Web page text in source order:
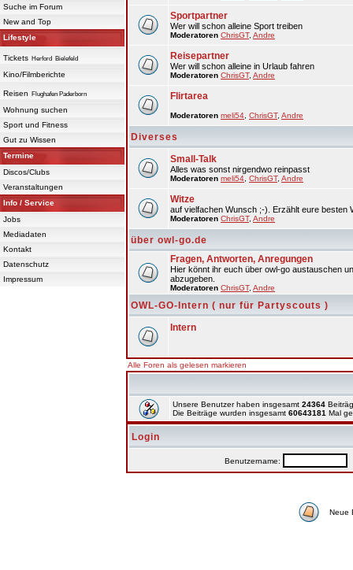
Suche im Forum
New and Top
Lifestyle
Tickets Herford Bielefeld
Kino/Filmberichte
Reisen Flughafen Paderborn
Wohnung suchen
Sport und Fitness
Gut zu Wissen
Termine
Discos/Clubs
Veranstaltungen
Info / Service
Jobs
Mediadaten
Kontakt
Datenschutz
Impressum
Sportpartner
Wer will schon alleine Sport treiben
Moderatoren ChrisGT, Andre
Reisepartner
Wer will schon alleine in Urlaub fahren
Moderatoren ChrisGT, Andre
Flirtarea
Moderatoren meli54 ChrisGT, Andre
Diverses
Small-Talk
Alles was sonst nirgendwo reinpasst
Moderatoren meli54 ChrisGT, Andre
Witze
auf vielfachen Wunsch ;-). Erzählt eure besten
Moderatoren ChrisGT, Andre
über owl-go.de
Fragen, Antworten, Anregungen
Hier könnt ihr euch über owl-go austauschen
abzugeben.
Moderatoren ChrisGT, Andre
OWL-GO-Intern ( nur für Partyscouts )
Intern
Alle Foren als gelesen markieren
Unsere Benutzer haben insgesamt 24364
Die Beiträge wurden insgesamt 60643181 Mal
Login
Benutzername:
Neue